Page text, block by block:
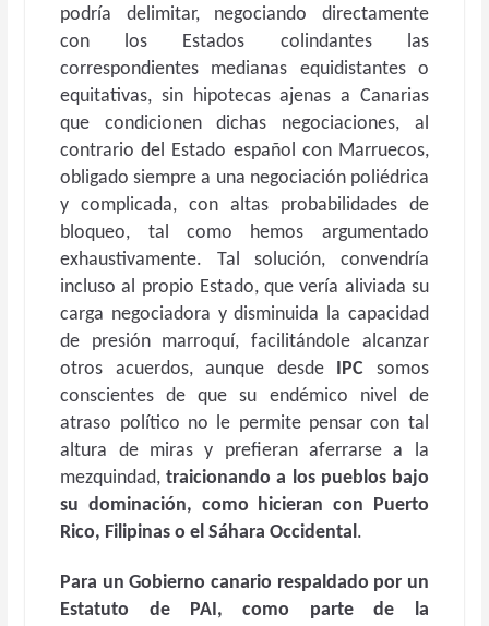
podría delimitar, negociando directamente
con los Estados colindantes las
correspondientes medianas equidistantes o
equitativas, sin hipotecas ajenas a Canarias
que condicionen dichas negociaciones, al
contrario del Estado español con Marruecos,
obligado siempre a una negociación poliédrica
y complicada, con altas probabilidades de
bloqueo, tal como hemos argumentado
exhaustivamente. Tal solución, convendría
incluso al propio Estado, que vería aliviada su
carga negociadora y disminuida la capacidad
de presión marroquí, facilitándole alcanzar
otros acuerdos, aunque desde IPC somos
conscientes de que su endémico nivel de
atraso político no le permite pensar con tal
altura de miras y prefieran aferrarse a la
mezquindad,traicionando a los pueblos bajo
su dominación, como hicieran con Puerto
Rico, Filipinas o el Sáhara Occidental.
Para un Gobierno canario respaldado por un
Estatuto de PAI, como parte de la